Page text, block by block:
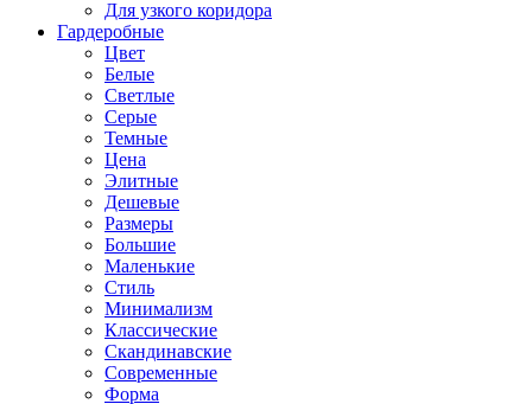
Для узкого коридора
Гардеробные
Цвет
Белые
Светлые
Серые
Темные
Цена
Элитные
Дешевые
Размеры
Большие
Маленькие
Стиль
Минимализм
Классические
Скандинавские
Современные
Форма